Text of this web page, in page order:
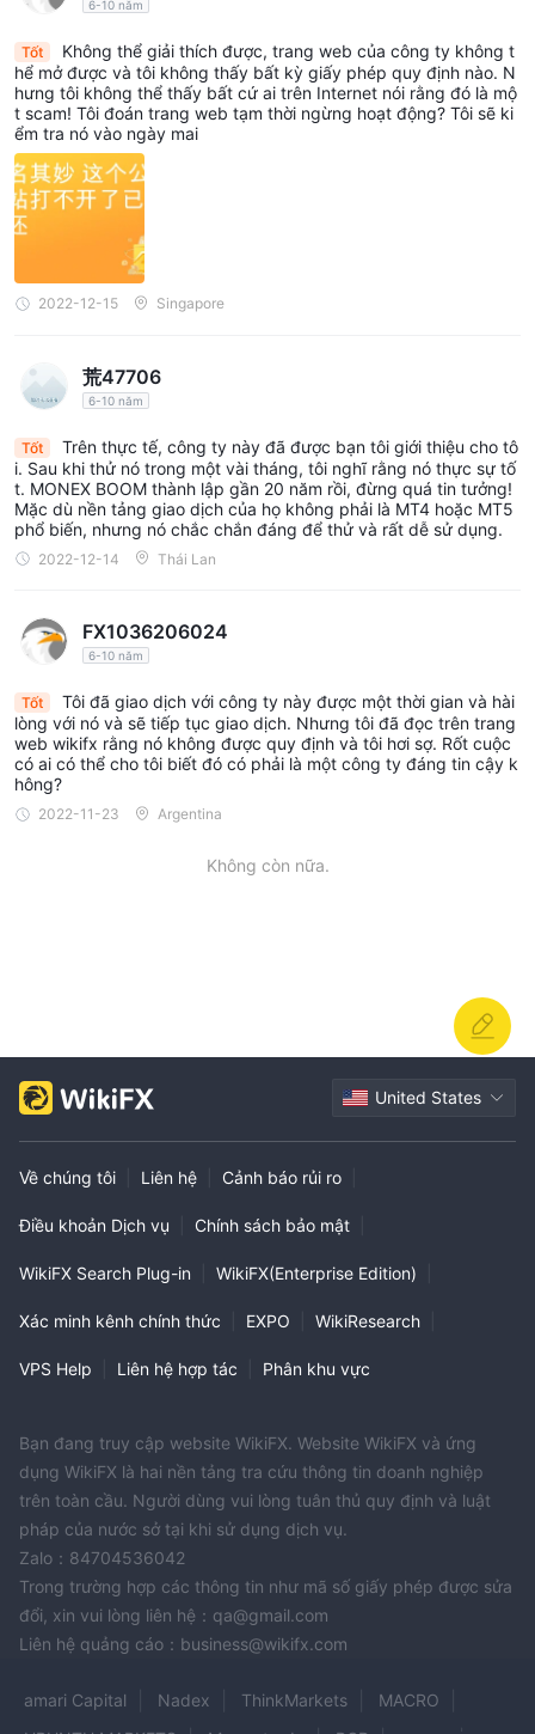
6-10 năm
Tốt
Không thể giải thích được, trang web của công ty không t
hể mở được và tôi không thấy bất kỳ giấy phép quy định nào. N
hưng tôi không thể thấy bất cứ ai trên Internet nói rằng đó là mộ
t scam! Tôi đoán trang web tạm thời ngừng hoạt động? Tôi sẽ ki
ểm tra nó vào ngày mai
2022-12-15 Singapore
荒47706
6-10 năm
Tốt
Trên thực tế, công ty này đã được bạn tôi giới thiệu cho tô
i. Sau khi thử nó trong một vài tháng, tôi nghĩ rằng nó thực sự tố
t. MONEX BOOM thành lập gần 20 năm rồi, đừng quá tin tưởng!
Mặc dù nền tảng giao dịch của họ không phải là MT4 hoặc MT5
phổ biến, nhưng nó chắc chắn đáng để thử và rất dễ sử dụng.
2022-12-14 Thái Lan
FX1036206024
6-10 năm
Tốt
Tôi đã giao dịch với công ty này được một thời gian và hài
lòng với nó và sẽ tiếp tục giao dịch. Nhưng tôi đã đọc trên trang
web wikifx rằng nó không được quy định và tôi hơi sợ. Rốt cuộc
có ai có thể cho tôi biết đó có phải là một công ty đáng tin cậy k
hông?
2022-11-23 Argentina
Không còn nữa.
United States
Về chúng tôi Liên hệ Cảnh báo rủi ro
Điều khoản Dịch vụ Chính sách bảo mật
WikiFX Search Plug-in WikiFX(Enterprise Edition)
Xác minh kênh chính thức EXPO WikiResearch
VPS Help Liên hệ hợp tác Phân khu vực
Bạn đang truy cập website WikiFX. Website WikiFX và ứng
dụng WikiFX là hai nền tảng tra cứu thông tin doanh nghiệp
trên toàn cầu. Người dùng vui lòng tuân thủ quy định và luật
pháp của nước sở tại khi sử dụng dịch vụ.
Zalo：84704536042
Trong trường hợp các thông tin như mã số giấy phép được sửa
đổi, xin vui lòng liên hệ：qa@gmail.com
Liên hệ quảng cáo：business@wikifx.com
amari Capital Nadex ThinkMarkets
MACRO